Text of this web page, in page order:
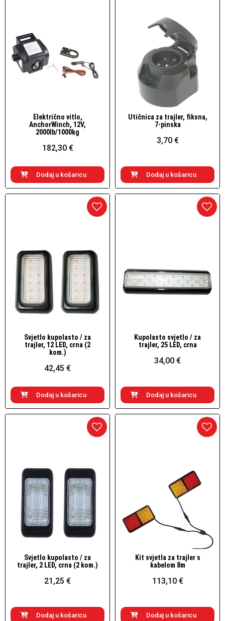
Brzi pogled
Električno vitlo,
AnchorWinch, 12V,
2000lb/1000kg
182,30 €
Dodaj u košaricu
Brzi pogled
Utičnica za trajler, fiksna,
7-pinska
3,70 €
Dodaj u košaricu
Brzi pogled
Svjetlo kupolasto / za
trajler, 12 LED, crna (2
kom.)
42,45 €
Dodaj u košaricu
Brzi pogled
Kupolasto svjetlo / za
trajler, 25 LED, crna
34,00 €
Dodaj u košaricu
Brzi pogled
Svjetlo kupolasto / za
trajler, 2 LED, crna (2 kom.)
21,25 €
Dodaj u košaricu
Brzi pogled
Kit svjetla za trajler s
kabelom 8m
113,10 €
Dodaj u košaricu